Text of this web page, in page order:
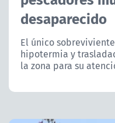
CORPORATIVO Y
CANAL DE DENUNCIAS
desaparecido
El único
hipotermia y
la zona para su